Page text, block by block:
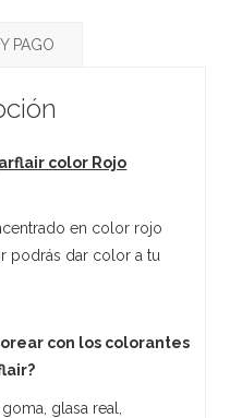
PAGO
color Rojo
en color rojo
podrás dar color a tu
con los colorantes
glasa real,